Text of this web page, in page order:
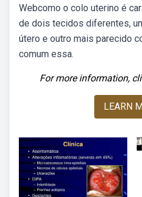
Webcomo o colo uterino é
de dois tecidos diferentes,
útero e outro mais parecido
comum essa.
For more information,
LEARN